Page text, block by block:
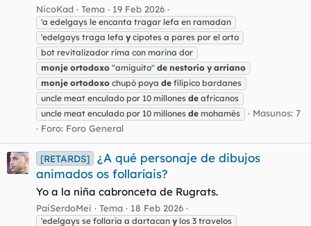
NicoKad Tema 19 Feb 2026
'a edelgays le encanta tragar lefa en ramadan
'edelgays traga lefa y cipotes a pares por el orto
bot revitalizador rima con marina dor
monje ortodoxo "amiguito" de nestorio y arriano
monje ortodoxo chupó poya de filípico bardanes
uncle meat enculado por 10 millones de africanos
uncle meat enculado por 10 millones de mohamés
Masunos: 7
Foro: Foro General
[RETARDS]
¿A qué personaje de dibujos
animados os follaríais?
Yo a la niña cabronceta de Rugrats.
PaiSerdoMei Tema 18 Feb 2026
'edelgays se follaria a dartacan y los 3 travelos